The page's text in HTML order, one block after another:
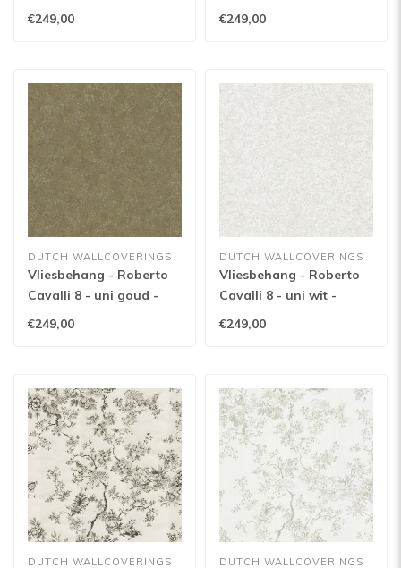
19056
€249,00
zwart/goud - 19054
€249,00
DUTCH WALLCOVERINGS
Vliesbehang - Roberto
Cavalli 8 - uni goud -
19053
€249,00
DUTCH WALLCOVERINGS
Vliesbehang - Roberto
Cavalli 8 - uni wit -
19052
€249,00
DUTCH WALLCOVERINGS DUTCH WALLCOVERINGS